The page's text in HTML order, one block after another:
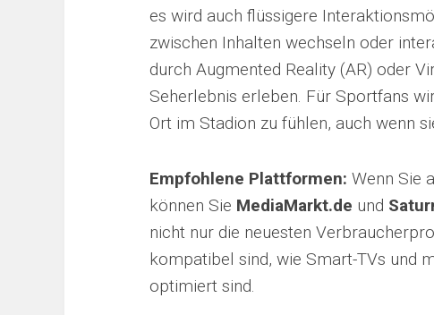
es wird auch flüssigere
zwischen Inhalten wechseln oder
durch Augmented Reality (AR) oder
Seherlebnis erleben. Für Sportfans
Ort im Stadion zu fühlen, auch wenn
Empfohlene Plattformen: Wenn Sie
können Sie MediaMarkt.de und
nicht nur die neuesten
kompatibel sind, wie Smart-TVs und
optimiert sind.